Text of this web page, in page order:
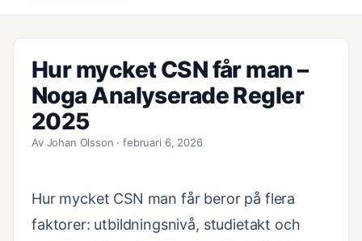
Hur mycket CSN får man –
Noga Analyserade Regler
2025
Av Johan Olsson · februari 6, 2026
Hur mycket CSN man får beror på flera
faktorer: utbildningsnivå, studietakt och